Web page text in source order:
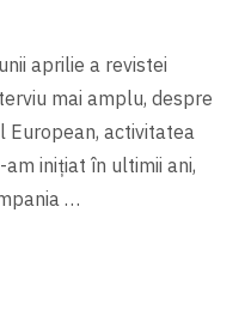
aprilie a revistei
mai amplu, despre
European, activitatea
inițiat în ultimii ani,
…